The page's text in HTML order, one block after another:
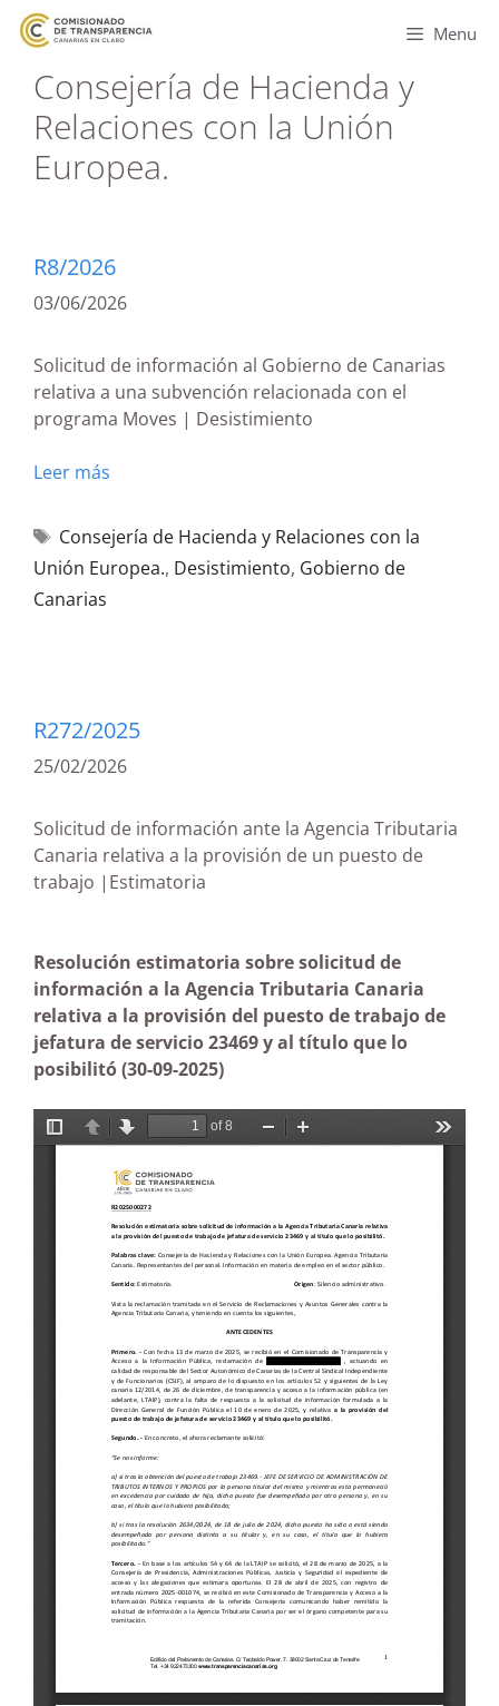
Menu
Consejería de Hacienda y
Relaciones con la Unión
Europea.
R8/2026
03/06/2026
Solicitud de información al Gobierno de Canarias
relativa a una subvención relacionada con el
programa Moves | Desistimiento
Leer más
Consejería de Hacienda y Relaciones con la
Unión Europea., Desistimiento, Gobierno de
Canarias
R272/2025
25/02/2026
Solicitud de información ante la Agencia Tributaria
Canaria relativa a la provisión de un puesto de
trabajo |Estimatoria
Resolución estimatoria sobre solicitud de
información a la Agencia Tributaria Canaria
relativa a la provisión del puesto de trabajo de
jefatura de servicio 23469 y al título que lo
posibilitó(30-09-2025)